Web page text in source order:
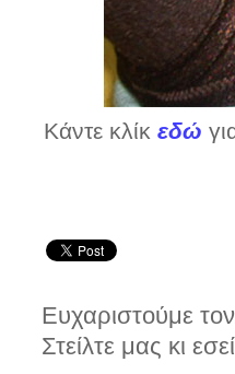
Κάντε κλίκ εδώ
Ευχαριστούμε
Στείλτε μας κι